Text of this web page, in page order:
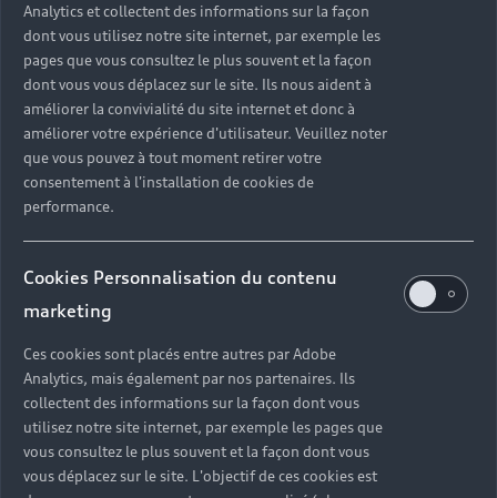
Découvrir
Retour en haut
Accès rapides
Véhicules d'occasion disponibles
Demander un essai
Contactez-nous
Électrique
Hybride rechargeable
Sport
Achat et location
Voir nos véhicules disponibles
Offres du moment
Votre Audi
Entretenir et réparer mon Audi
Univers Audi
Analytics et collectent des informations sur la façon
dont vous utilisez notre site internet, par exemple les
pages que vous consultez le plus souvent et la façon
dont vous vous déplacez sur le site. Ils nous aident à
améliorer la convivialité du site internet et donc à
améliorer votre expérience d'utilisateur. Veuillez noter
que vous pouvez à tout moment retirer votre
consentement à l'installation de cookies de
performance.
Cookies Personnalisation du contenu
marketing
Ces cookies sont placés entre autres par Adobe
Analytics, mais également par nos partenaires. Ils
collectent des informations sur la façon dont vous
utilisez notre site internet, par exemple les pages que
vous consultez le plus souvent et la façon dont vous
vous déplacez sur le site. L'objectif de ces cookies est